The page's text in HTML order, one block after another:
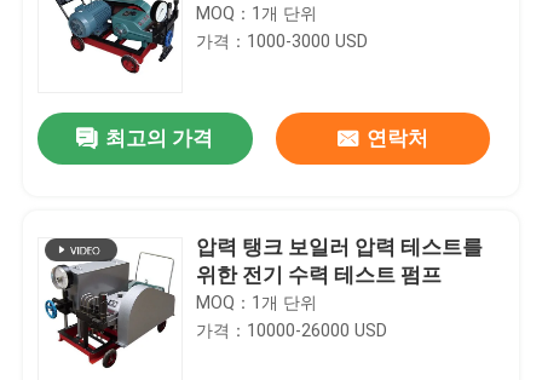
MOQ：1개 단위
가격：1000-3000 USD
최고의 가격 연락처
압력 탱크 보일러 압력 테스트를
위한 전기 수력 테스트 펌프
MOQ：1개 단위
가격：10000-26000 USD